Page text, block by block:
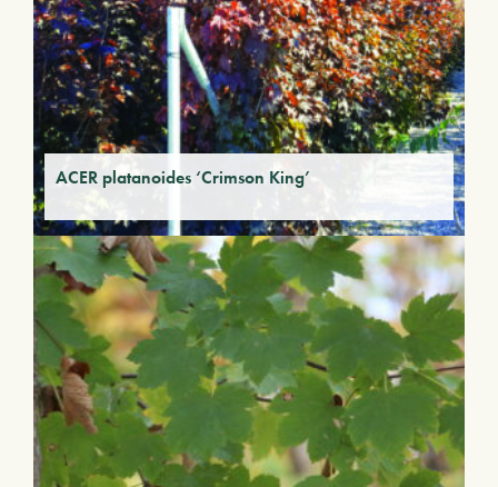
ACER platanoides ‘Crimson King’